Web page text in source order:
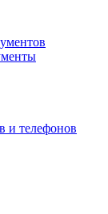
и телефонов